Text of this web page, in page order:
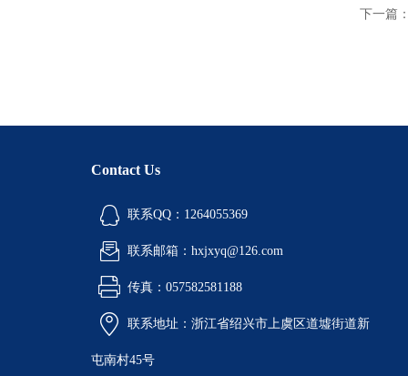
下一篇
Contact Us
联系QQ：1264055369
联系邮箱：hxjxyq@126.com
传真：057582581188
联系地址：浙江省绍兴市上虞区道墟街道新
屯南村45号